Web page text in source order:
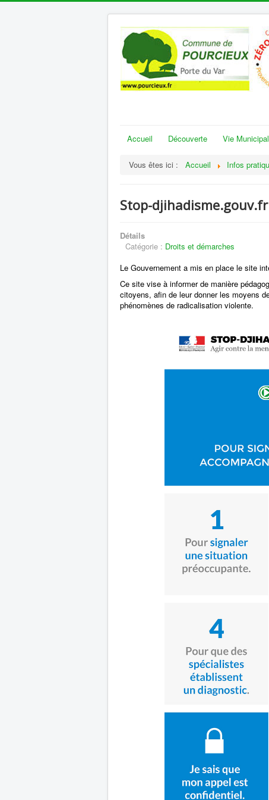
Accueil Découverte Vie
Vous êtes ici : Accueil Infos
Stop-djihadisme.gouv.fr
Détails
Catégorie : Droits et démarches
Le Gouvernement a mis en place le site
Ce site vise à informer de manière
citoyens, afin de leur donner les moyens
phénomènes de radicalisation violente.